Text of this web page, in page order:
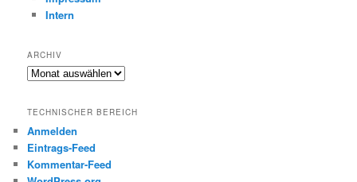
Intern
ARCHIV
Archiv
TECHNISCHER BEREICH
Anmelden
Eintrags-Feed
Kommentar-Feed